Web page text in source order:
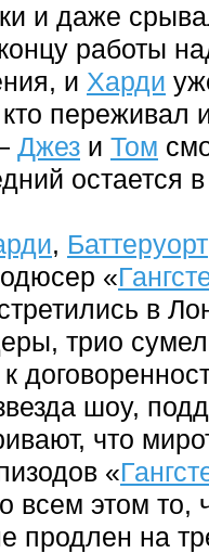
и даже
работы
и Харди
переживал
Джез и Том
остается
, Баттеруорт
«
в
трио
шоу,
что
«
всем этом то,
продлен на